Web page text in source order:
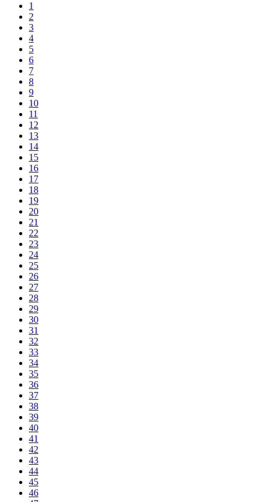
1
2
3
4
5
6
7
8
9
10
11
12
13
14
15
16
17
18
19
20
21
22
23
24
25
26
27
28
29
30
31
32
33
34
35
36
37
38
39
40
41
42
43
44
45
46